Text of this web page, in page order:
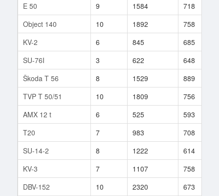
E 50
9 1584 718
Object 140
10 1892 758
KV-2
6 845 685
SU-76I
3 622 648
Škoda T 56
8 1529 889
TVP T 50/51
10 1809 756
AMX 12 t
6 525 593
T20
7 983 708
SU-14-2
8 1222 614
KV-3
7 1107 758
DBV-152
10 2320 673